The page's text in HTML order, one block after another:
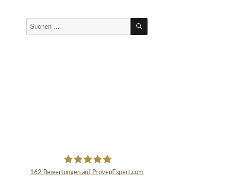
Suchen
nach:
SUCHEN
162 Bewertungen auf ProvenExpert.com